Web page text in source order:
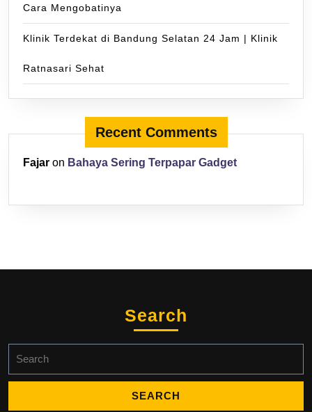
Cara Mengobatinya
Klinik Terdekat di Bandung Selatan 24 Jam | Klinik
Ratnasari Sehat
Recent Comments
Fajar on Bahaya Sering Terpapar Gadget
Search